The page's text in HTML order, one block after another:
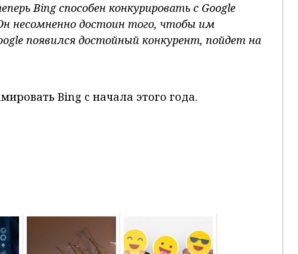
Bingспособен конкурировать с Google
несомненно достоин того, чтобы им
появился достойный конкурент, пойдет на
Bing c начала этого года.